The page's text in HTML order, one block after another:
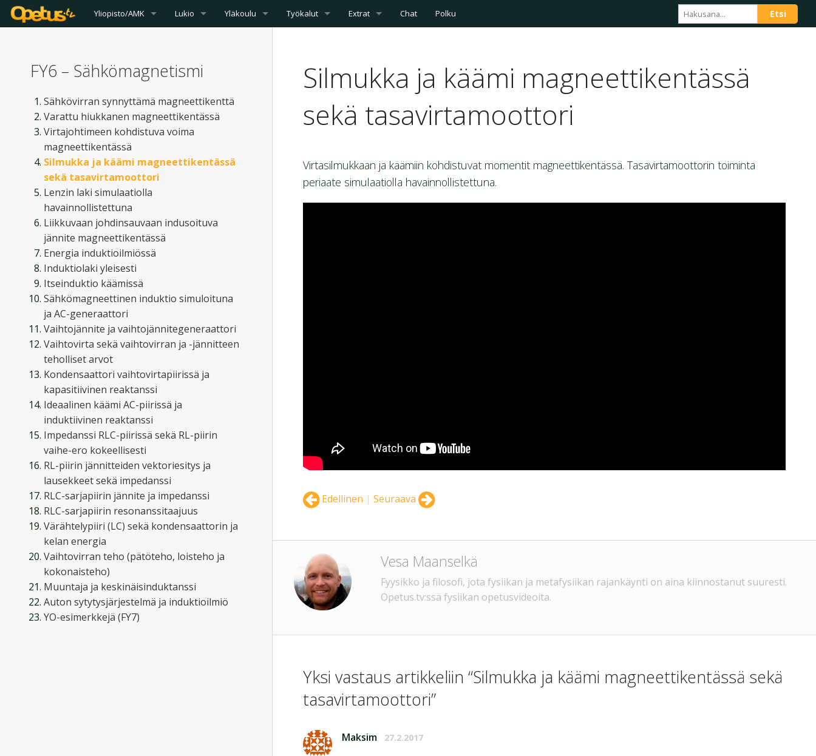
Yliopisto/AMK Lukio Yläkoulu Työkalut Extrat Chat Polku
Silmukka ja käämi magneettikentässä
sekä tasavirtamoottori
Virtasilmukkaan ja käämiin kohdistuvat momentit magneettikentässä. Tasavirtamoottorin toiminta
periaate simulaatiolla havainnollistettuna.
Edellinen | Seuraava
Vesa Maanselkä
Fyysikko ja filosofi, jota fysiikan ja metafysiikan rajankäynti on aina kiinnostanut suuresti.
Opetus.tv:ssä fysiikan opetusvideoita.
Yksi vastaus artikkeliin “Silmukka ja käämi magneettikentässä sekä
tasavirtamoottori”
Maksim 27.2.2017
FY6 – Sähkömagnetismi
Sähkövirran synnyttämä magneettikenttä
Varattu hiukkanen magneettikentässä
Virtajohtimeen kohdistuva voima
magneettikentässä
Silmukka ja käämi magneettikentässä
sekä tasavirtamoottori
Lenzin laki simulaatiolla
havainnollistettuna
Liikkuvaan johdinsauvaan indusoituva
jännite magneettikentässä
Energia induktioilmiössä
Induktiolaki yleisesti
Itseinduktio käämissä
Sähkömagneettinen induktio simuloituna
ja AC-generaattori
Vaihtojännite ja vaihtojännitegeneraattori
Vaihtovirta sekä vaihtovirran ja -jännitteen
teholliset arvot
Kondensaattori vaihtovirtapiirissä ja
kapasitiivinen reaktanssi
Ideaalinen käämi AC-piirissä ja
induktiivinen reaktanssi
Impedanssi RLC-piirissä sekä RL-piirin
vaihe-ero kokeellisesti
RL-piirin jännitteiden vektoriesitys ja
lausekkeet sekä impedanssi
RLC-sarjapiirin jännite ja impedanssi
RLC-sarjapiirin resonanssitaajuus
Värähtelypiiri (LC) sekä kondensaattorin ja
kelan energia
Vaihtovirran teho (pätöteho, loisteho ja
kokonaisteho)
Muuntaja ja keskinäisinduktanssi
Auton sytytysjärjestelmä ja induktioilmiö
YO-esimerkkejä (FY7)